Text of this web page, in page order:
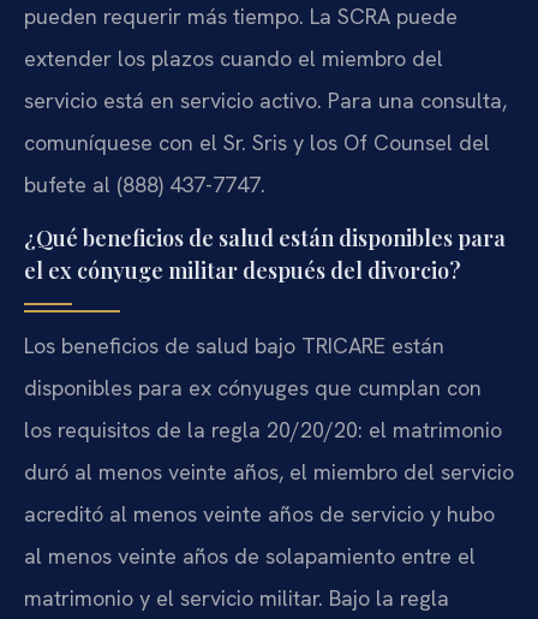
pueden requerir más tiempo. La SCRA puede
extender los plazos cuando el miembro del
servicio está en servicio activo. Para una consulta,
comuníquese con el Sr. Sris y los Of Counsel del
bufete al (888) 437-7747.
¿Qué beneficios de salud están disponibles para
el ex cónyuge militar después del divorcio?
Los beneficios de salud bajo TRICARE están
disponibles para ex cónyuges que cumplan con
los requisitos de la regla 20/20/20: el matrimonio
duró al menos veinte años, el miembro del servicio
acreditó al menos veinte años de servicio y hubo
al menos veinte años de solapamiento entre el
matrimonio y el servicio militar. Bajo la regla